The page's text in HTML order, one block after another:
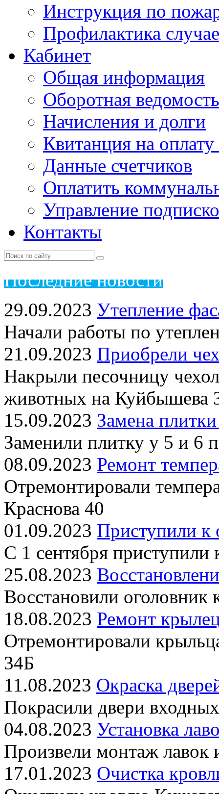
Инструкция по
Профилактика
Кабинет
Общая информация
Оборотная ведомость
Начисления и долги
Квитанция на
Данные счетчиков
Оплатить
Управление
Контакты
Последние новости
29.09.2023 Утепление
Начали работы по
21.09.2023 Приобрели
Накрыли песочницу
животных на Куйбышева
15.09.2023 Замена
Заменили плитку у 5 и 6
08.09.2023 Ремонт
Отремонтировали
Краснова 40
01.09.2023 Приступили к
С 1 сентября
25.08.2023
Восстановили
18.08.2023 Ремонт
Отремонтировали
34Б
11.08.2023 Окраска
Покрасили двери
04.08.2023 Установка
Произвели монтаж
17.01.2023 Очистка